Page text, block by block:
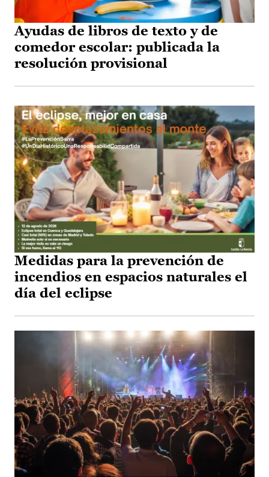
Ayudas de libros de texto y de
comedor escolar: publicada la
resolución provisional
Medidas para la prevención de
incendios en espacios naturales el
día del eclipse